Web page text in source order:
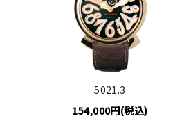
5021.3
154,000円(税込)